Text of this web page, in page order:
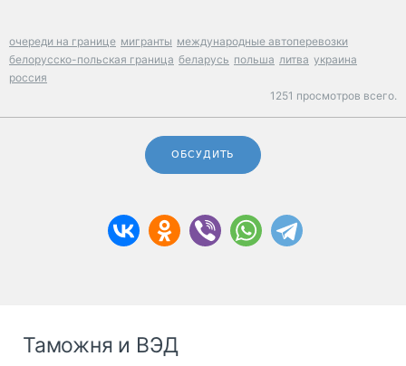
очереди на границе мигранты международные автоперевозки
белорусско-польская граница беларусь польша литва украина
россия
1251 просмотров всего.
ОБСУДИТЬ
Таможня и ВЭД